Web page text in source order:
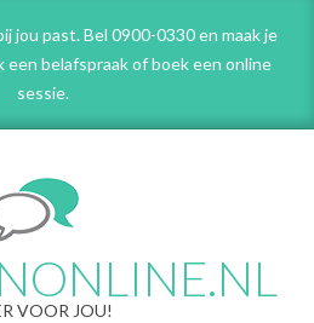
jou past. Bel 0900-0330 en maak je
een belafspraakof boek een online
sessie.
VOOR JOU!